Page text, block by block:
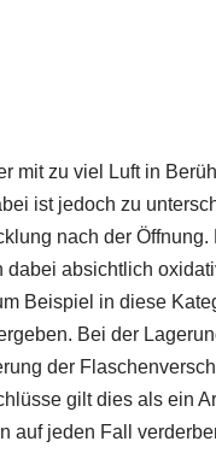
mit zu viel Luft in
ist jedoch zu
nach der
absichtlich
Beispiel in diese
Bei der
der
gilt dies als ein
auf jeden Fall